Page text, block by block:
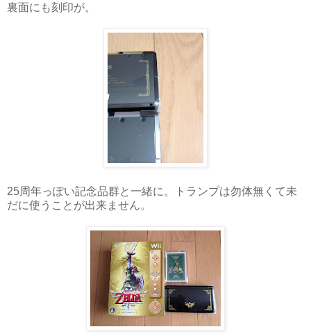
裏面にも刻印が。
25周年っぽい記念品群と一緒に。トランプは勿体無くて未
だに使うことが出来ません。